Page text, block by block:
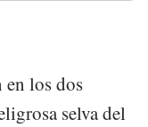
en los dos
selva del